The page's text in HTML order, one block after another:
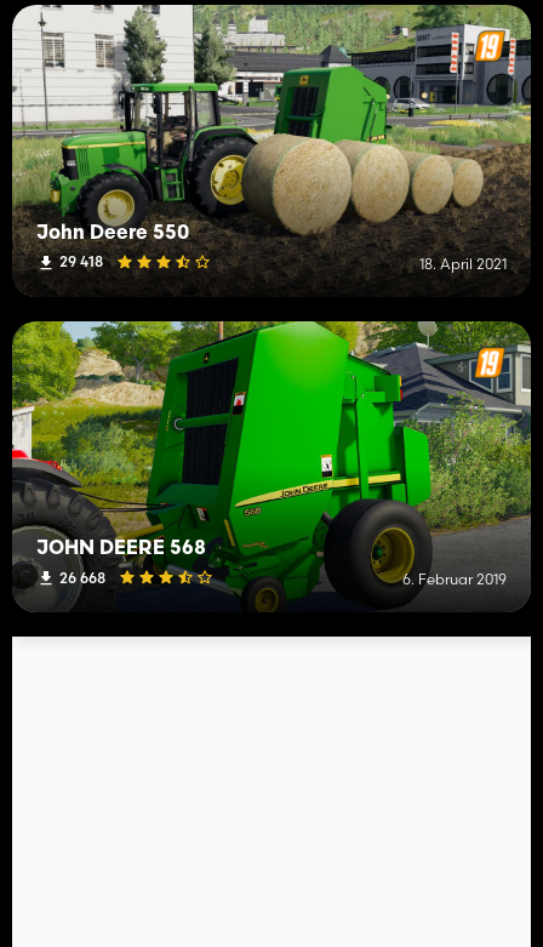
John Deere 550
29 418 18. April 2021
JOHN DEERE 568
26 668 6. Februar 2019